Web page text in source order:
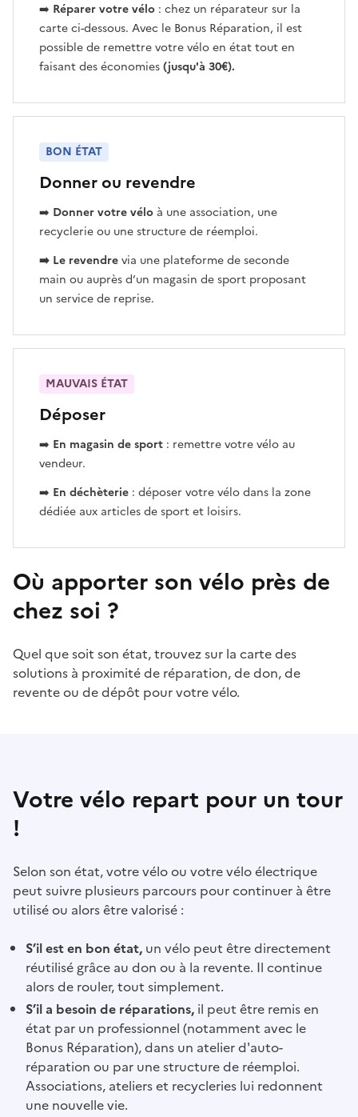
➡️ Réparer votre vélo : chez un réparateur sur la
carte ci-dessous. Avec le Bonus Réparation, il est
possible de remettre votre vélo en état tout en
faisant des économies(jusqu'à 30€).
Donner ou revendre
➡️ Donner votre vélo à une association, une
recyclerie ou une structure de réemploi.
➡️ Le revendrevia une plateforme de seconde
main ou auprès d’un magasin de sport proposant
un service de reprise.
BON ÉTAT
Déposer
➡️ En magasin de sport : remettre votre vélo au
vendeur.
➡️ En déchèterie : déposer votre vélo dans la zone
dédiée aux articles de sport et loisirs.
MAUVAIS ÉTAT
Où apporter son vélo près de
chez soi ?
Quel que soit son état, trouvez sur la carte des
solutions à proximité de réparation, de don, de
revente ou de dépôt pour votre vélo.
Votre vélo repart pour un tour
!
Selon son état, votre vélo ou votre vélo électrique
peut suivre plusieurs parcours pour continuer à être
utilisé ou alors être valorisé :
S’il est en bon état, un vélo peut être directement
réutilisé grâce au don ou à la revente. Il continue
alors de rouler, tout simplement.
S’il a besoin de réparations, il peut être remis en
état par un professionnel (notamment avec le
Bonus Réparation), dans un atelier d'auto-
réparation ou par une structure de réemploi.
Associations, ateliers et recycleries lui redonnent
une nouvelle vie.